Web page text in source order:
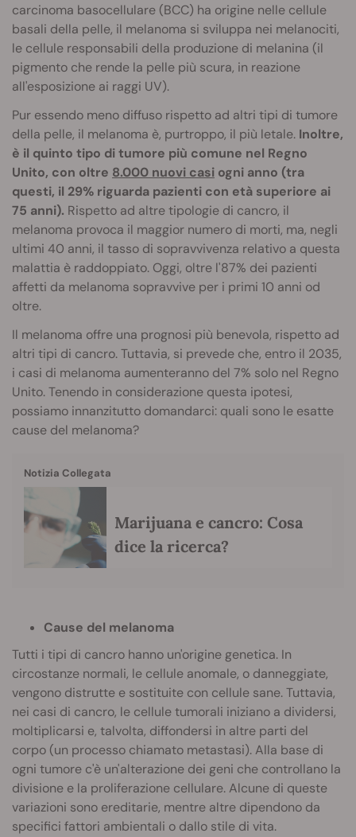
carcinoma basocellulare (BCC) ha origine nelle cellule
basali della pelle, il melanoma si sviluppa nei melanociti,
le cellule responsabili della produzione di melanina (il
pigmento che rende la pelle più scura, in reazione
all'esposizione ai raggi UV).
Pur essendo meno diffuso rispetto ad altri tipi di tumore
della pelle, il melanoma è, purtroppo, il più letale. Inoltre,
è il quinto tipo di tumore più comune nel Regno
Unito, con oltre 8.000 nuovi casi ogni anno (tra
questi, il 29% riguarda pazienti con età superiore ai
75 anni). Rispetto ad altre tipologie di cancro, il
melanoma provoca il maggior numero di morti, ma, negli
ultimi 40 anni, il tasso di sopravvivenza relativo a questa
malattia è raddoppiato. Oggi, oltre l'87% dei pazienti
affetti da melanoma sopravvive per i primi 10 anni od
oltre.
Il melanoma offre una prognosi più benevola, rispetto ad
altri tipi di cancro. Tuttavia, si prevede che, entro il 2035,
i casi di melanoma aumenteranno del 7% solo nel Regno
Unito. Tenendo in considerazione questa ipotesi,
possiamo innanzitutto domandarci: quali sono le esatte
cause del melanoma?
Notizia Collegata
Marijuana e cancro: Cosa
dice la ricerca?
Cause del melanoma
Tutti i tipi di cancro hanno un'origine genetica. In
circostanze normali, le cellule anomale, o danneggiate,
vengono distrutte e sostituite con cellule sane. Tuttavia,
nei casi di cancro, le cellule tumorali iniziano a dividersi,
moltiplicarsi e, talvolta, diffondersi in altre parti del
corpo (un processo chiamato metastasi). Alla base di
ogni tumore c'è un'alterazione dei geni che controllano la
divisione e la proliferazione cellulare. Alcune di queste
variazioni sono ereditarie, mentre altre dipendono da
specifici fattori ambientali o dallo stile di vita.